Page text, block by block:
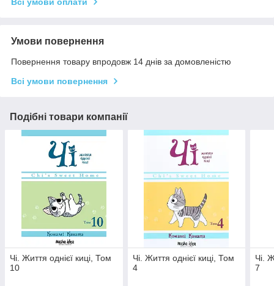
Всі умови оплати
Умови повернення
Повернення товару впродовж 14 днів за домовленістю
Всі умови повернення
Подібні товари компанії
Чі. Життя однієї киці, Том
10
Чі. Життя однієї киці, Том
4
Чі.
7